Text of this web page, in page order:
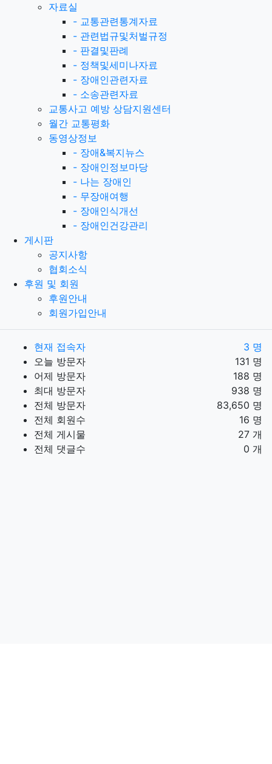
자료실
- 교통관련통계자료
- 관련법규및처벌규정
- 판결및판례
- 정책및세미나자료
- 장애인관련자료
- 소송관련자료
교통사고 예방 상담지원센터
월간 교통평화
동영상정보
- 장애&복지뉴스
- 장애인정보마당
- 나는 장애인
- 무장애여행
- 장애인식개선
- 장애인건강관리
게시판
공지사항
협회소식
후원 및 회원
후원안내
회원가입안내
현재 접속자
3 명
오늘 방문자
131 명
어제 방문자
188 명
최대 방문자
938 명
전체 방문자
83,650 명
전체 회원수
16 명
전체 게시물
27 개
전체 댓글수
0 개